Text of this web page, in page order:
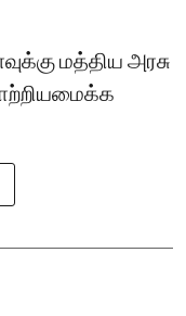
மத்திய அரசு